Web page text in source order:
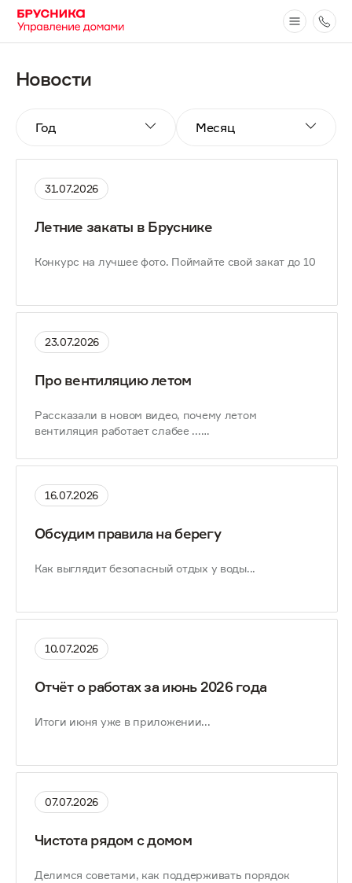
Новости
31.07.2026
Летние закаты в Бруснике
Конкурс на лучшее фото. Поймайте свой закат до 10
23.07.2026
Про вентиляцию летом
Рассказали в новом видео, почему летом
вентиляция работает слабее ...
16.07.2026
Обсудим правила на берегу
Как выглядит безопасный отдых у воды...
10.07.2026
Отчёт о работах за июнь 2026 года
Итоги июня уже в приложении...
07.07.2026
Чистота рядом с домом
Делимся советами, как поддерживать порядок